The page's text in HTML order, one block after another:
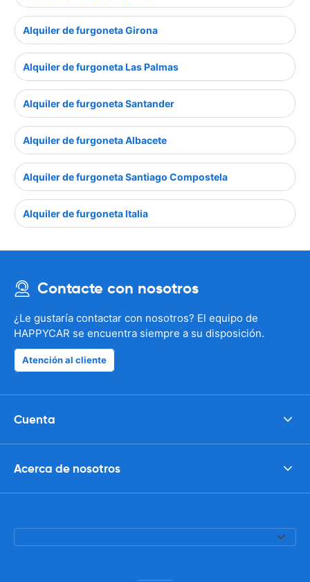
Alquiler de furgoneta Girona
Alquiler de furgoneta Las Palmas
Alquiler de furgoneta Santander
Alquiler de furgoneta Albacete
Alquiler de furgoneta Santiago Compostela
Alquiler de furgoneta Italia
Contacte con nosotros
¿Le gustaría contactar con nosotros? El equipo de
HAPPYCAR se encuentra siempre a su disposición.
Atención al cliente
Cuenta
Acerca de nosotros